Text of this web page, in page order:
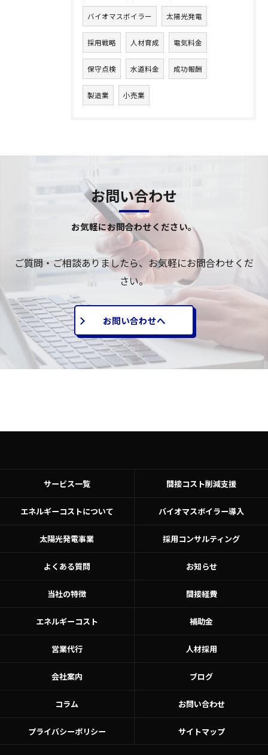
バイオマスボイラー 太陽光発電
採用戦略 人材育成 電気料金
保守点検 水道料金 成功報酬
製造業 小売業
お気軽にお問合わせください。
お問い合わせ
ご質問・ご相談ありましたら、お気軽にお問合わせくだ
さい。
お問い合わせへ
サービス一覧 間接コスト削減支援
エネルギーコストについて バイオマスボイラー導入
太陽光発電事業 採用コンサルティング
よくある質問 お知らせ
当社の特徴 間接経費
エネルギーコスト 補助金
営業代行 人材採用
会社案内 ブログ
コラム お問い合わせ
プライバシーポリシー サイトマップ